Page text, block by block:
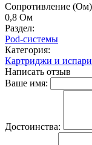
Cопротивление (Ом)
0,8 Ом
Раздел:
Pod-системы
Категория:
Картриджи и
Написать отзыв
Ваше имя:
Достоинства: